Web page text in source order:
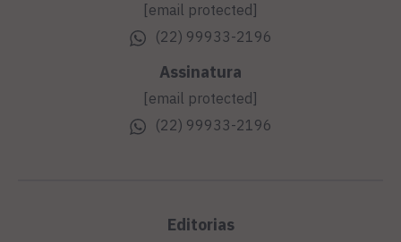
[email protected]
(22) 99933-2196
Assinatura
[email protected]
(22) 99933-2196
Editorias